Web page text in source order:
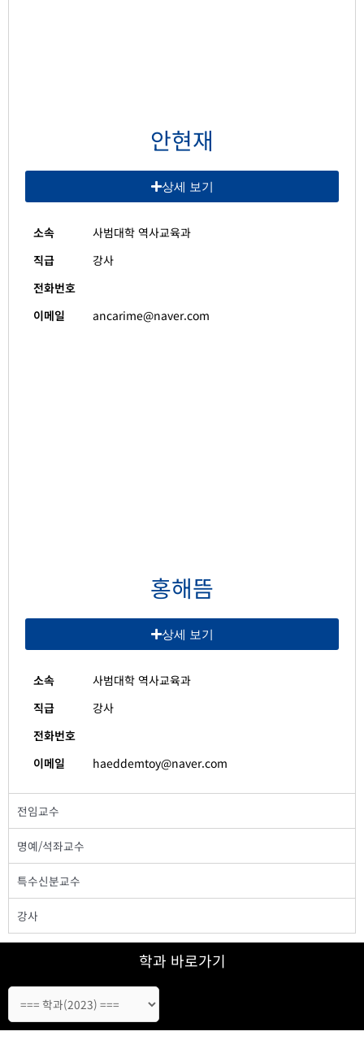
안현재
상세 보기
소속
사범대학 역사교육과
직급
강사
전화번호
이메일
ancarime@naver.com
홍해뜸
상세 보기
소속
사범대학 역사교육과
직급
강사
전화번호
이메일
haeddemtoy@naver.com
전임교수
명예/석좌교수
특수신분교수
강사
학과 바로가기